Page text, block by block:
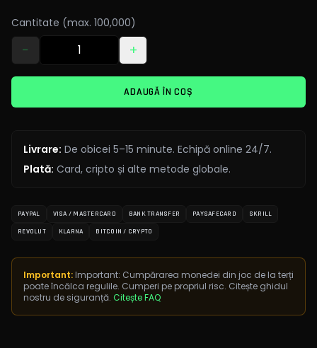
Cantitate (max. 100,000)
− +
ADAUGĂ ÎN COȘ
Livrare: De obicei 5–15 minute. Echipă online 24/7.
Plată: Card, cripto și alte metode globale.
PAYPAL VISA / MASTERCARD BANK TRANSFER PAYSAFECARD SKRILL
REVOLUT KLARNA BITCOIN / CRYPTO
Important: Important: Cumpărarea monedei din joc de la terți
poate încălca regulile. Cumperi pe propriul risc. Citește ghidul
nostru de siguranță. Citește FAQ